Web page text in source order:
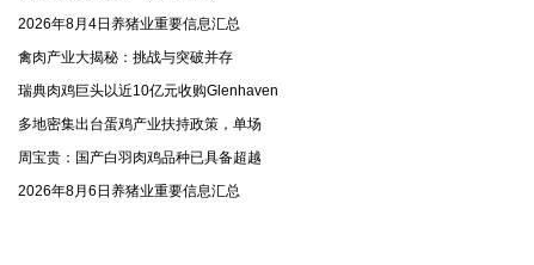
2026年8月4日养猪业重要信息汇总
禽肉产业大揭秘：挑战与突破并存
瑞典肉鸡巨头以近10亿元收购Glenhaven
多地密集出台蛋鸡产业扶持政策，单场
周宝贵：国产白羽肉鸡品种已具备超越
2026年8月6日养猪业重要信息汇总